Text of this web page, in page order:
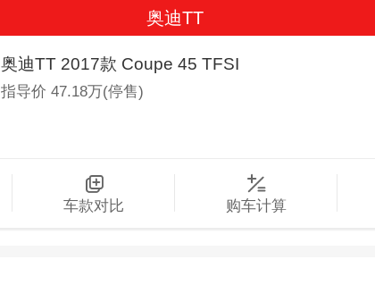
奥迪TT
奥迪TT 2017款 Coupe 45 TFSI
指导价 47.18万(停售)
车款对比 购车计算